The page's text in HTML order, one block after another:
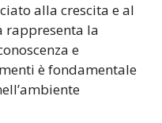
alla crescita e al
rappresenta la
e
è fondamentale